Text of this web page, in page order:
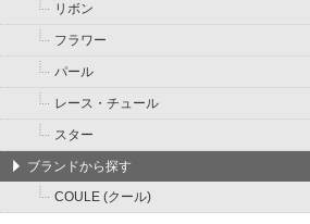
リボン
フラワー
パール
レース・チュール
スター
ブランドから探す
COULE (クール)